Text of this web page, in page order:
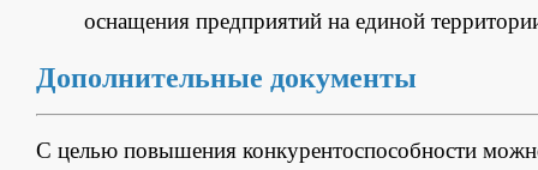
оснащения предприятий на единой
Дополнительные документы
С целью повышения конкурентоспособности